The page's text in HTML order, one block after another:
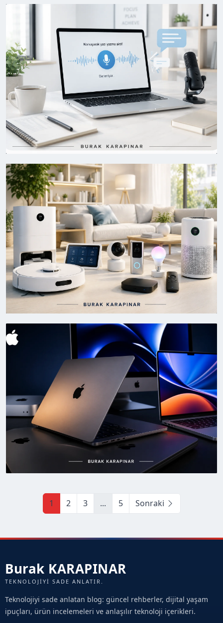
1 2 3 ... 5 Sonraki
Burak KARAPINAR
TEKNOLOJIYI SADE ANLATIR.
Teknolojiyi sade anlatan blog: güncel rehberler, dijital yaşam
ipuçları, ürün incelemeleri ve anlaşılır teknoloji içerikleri.